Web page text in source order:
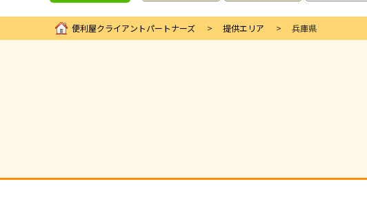
便利屋クライアントパートナーズ 提供エリア 兵庫県